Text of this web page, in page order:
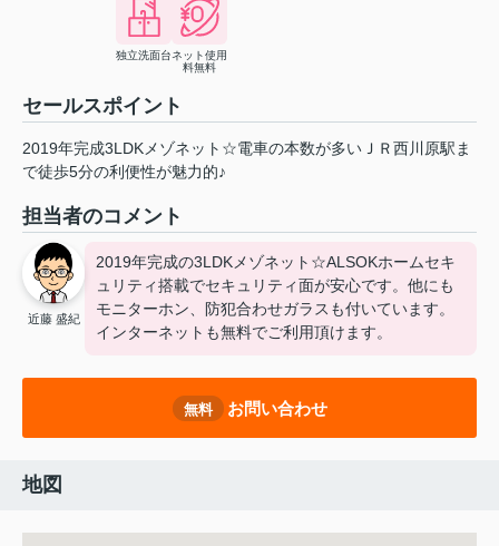
独立洗面台ネット使用
料無料
セールスポイント
2019年完成3LDKメゾネット☆電車の本数が多いＪＲ西川原駅ま
で徒歩5分の利便性が魅力的♪
担当者のコメント
近藤 盛紀
2019年完成の3LDKメゾネット☆ALSOKホームセキ
ュリティ搭載でセキュリティ面が安心です。他にも
モニターホン、防犯合わせガラスも付いています。
インターネットも無料でご利用頂けます。
無料 お問い合わせ
地図